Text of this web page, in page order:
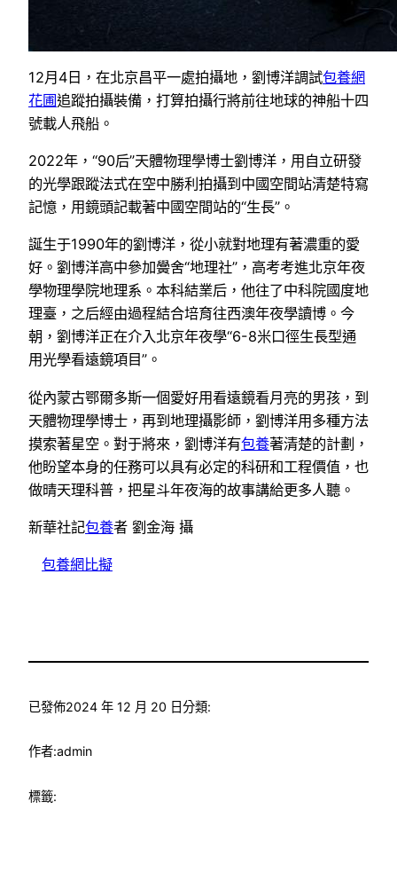
12月4日，在北京昌平一處拍攝地，劉博洋調試包養網
花圃追蹤拍攝裝備，打算拍攝行將前往地球的神船十四
號載人飛船。
2022年，“90后”天體物理學博士劉博洋，用自立研發
的光學跟蹤法式在空中勝利拍攝到中國空間站清楚特寫
記憶，用鏡頭記載著中國空間站的“生長”。
誕生于1990年的劉博洋，從小就對地理有著濃重的愛
好。劉博洋高中參加黌舍“地理社”，高考考進北京年夜
學物理學院地理系。本科結業后，他往了中科院國度地
理臺，之后經由過程結合培育往西澳年夜學讀博。今
朝，劉博洋正在介入北京年夜學“6-8米口徑生長型通
用光學看遠鏡項目”。
從內蒙古鄂爾多斯一個愛好用看遠鏡看月亮的男孩，到
天體物理學博士，再到地理攝影師，劉博洋用多種方法
摸索著星空。對于將來，劉博洋有包養著清楚的計劃，
他盼望本身的任務可以具有必定的科研和工程價值，也
做晴天理科普，把星斗年夜海的故事講給更多人聽。
新華社記包養者 劉金海 攝
包養網比擬
已發佈2024 年 12 月 20 日分類:
作者:admin
標籤: